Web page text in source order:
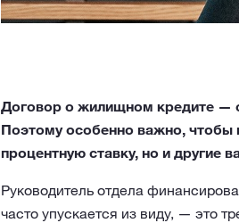
Договор о жилищном кредите —
Поэтому особенно важно, чтобы
процентную ставку, но и другие
Руководитель отдела
часто упускается из виду, — это